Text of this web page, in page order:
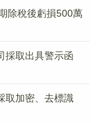
除稅後虧損500萬
採取出具警示函
取加密、去標識